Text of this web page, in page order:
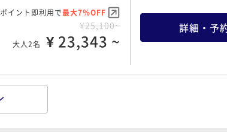
¥64,520~
¥ 60,003 ~
ポイント即利用で最大7％OFF
¥25,100~
大人2名 ¥ 23,343 ~
詳細・予